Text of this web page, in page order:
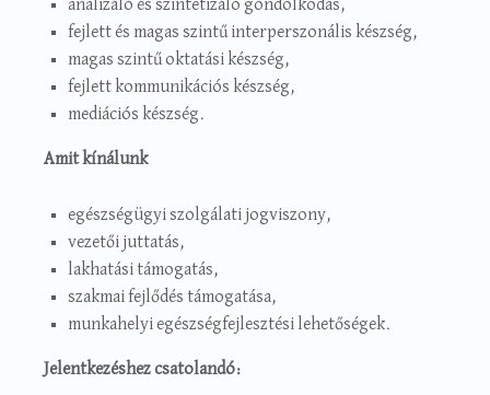
analizáló és szintetizáló gondolkodás,
fejlett és magas szintű interperszonális készség,
magas szintű oktatási készség,
fejlett kommunikációs készség,
mediációs készség.
Amit kínálunk
egészségügyi szolgálati jogviszony,
vezetői juttatás,
lakhatási támogatás,
szakmai fejlődés támogatása,
munkahelyi egészségfejlesztési lehetőségek.
Jelentkezéshez csatolandó: